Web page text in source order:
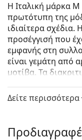
Η Ιταλική μάρκα
πρωτότυπη της
ιδιαίτερα σχέδια.
προσέγγισή που
εμφανής στη
είναι γεμάτη από
μοτίβα. Τα
M Missoni MMI
Σκελετός γυαλιών
Δείτε περισσότερα